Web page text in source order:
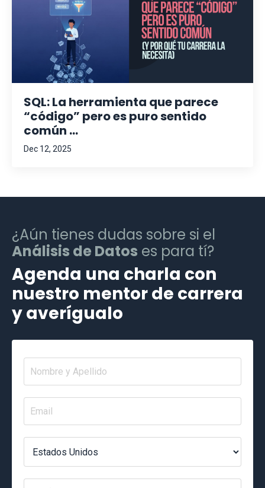
SQL: La herramienta que parece
“código” pero es puro sentido
común ...
Dec 12, 2025
¿Aún tienes dudas sobre si el
Análisis de Datos es para tí?
Agenda una charla con
nuestro mentor de carrera
y averígualo